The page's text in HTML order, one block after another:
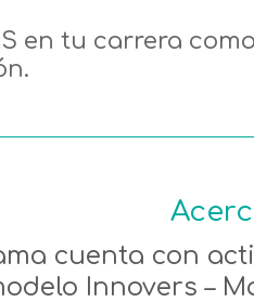
en tu carrera como
cuenta con
Innovers –